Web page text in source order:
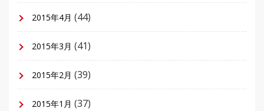
2015年4月 (44)
2015年3月 (41)
2015年2月 (39)
2015年1月 (37)